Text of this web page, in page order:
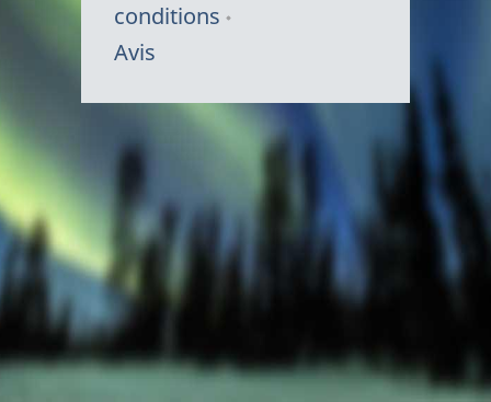
conditions
Avis
Canada